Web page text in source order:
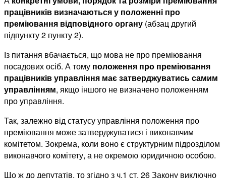
працівників визначаються у положенні про
преміювання відповідного органу (абзац другий
підпункту 2 пункту 2).
Із питання вбачається, що мова не про преміювання
посадових осіб. А тому положення про преміювання
працівників управління має затверджуватись самим
управлінням, якщо іншого не визначено положенням
про управління.
Так, залежно від статусу управління положення про
преміювання може затверджуватися і виконавчим
комітетом. Зокрема, коли воно є структурним підрозділом
виконавчого комітету, а не окремою юридичною особою.
Що ж до депутатів, то згідно з ч.1 ст. 26 Закону виключно